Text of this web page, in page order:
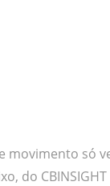
só
do